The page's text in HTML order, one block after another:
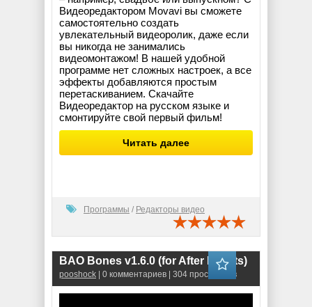
Видеоредактором Movavi вы сможете
самостоятельно создать
увлекательный видеоролик, даже если
вы никогда не занимались
видеомонтажом! В нашей удобной
программе нет сложных настроек, а все
эффекты добавляются простым
перетаскиванием. Скачайте
Видеоредактор на русском языке и
смонтируйте свой первый фильм!
Читать далее
Программы / Редакторы видео
BAO Bones v1.6.0 (for After Effects)
pooshock | 0 комментариев | 304 просмотров